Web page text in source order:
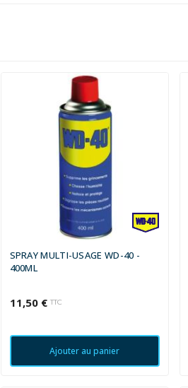
SPRAY MULTI-USAGE WD-40 -
400ML
11,50 € TTC
Ajouter au panier